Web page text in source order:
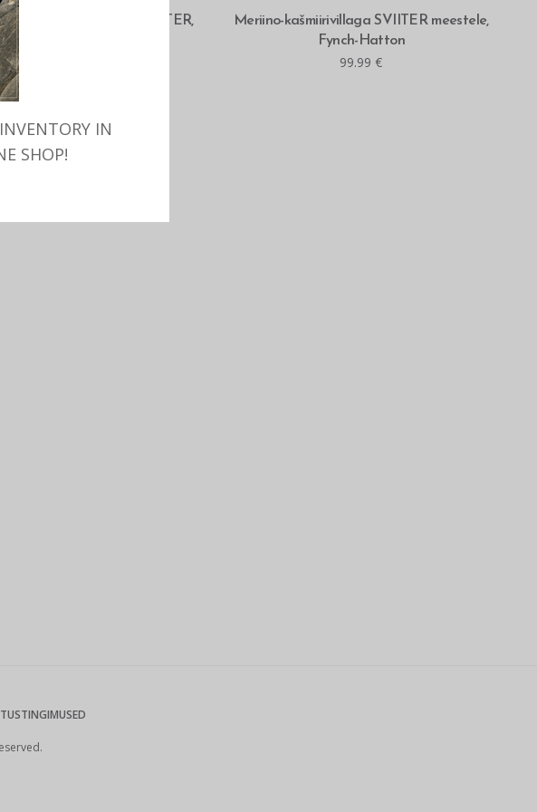
IN
SHOP!
kašmiirivillaga lukuga SVIITER,
MITMEID VALIKUID
Meriino-kašmiirivillaga SVIITER meestele,
Fynch-Hatton
99.99€